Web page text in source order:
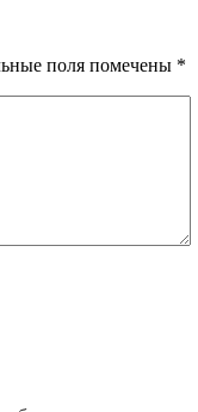
поля помечены *